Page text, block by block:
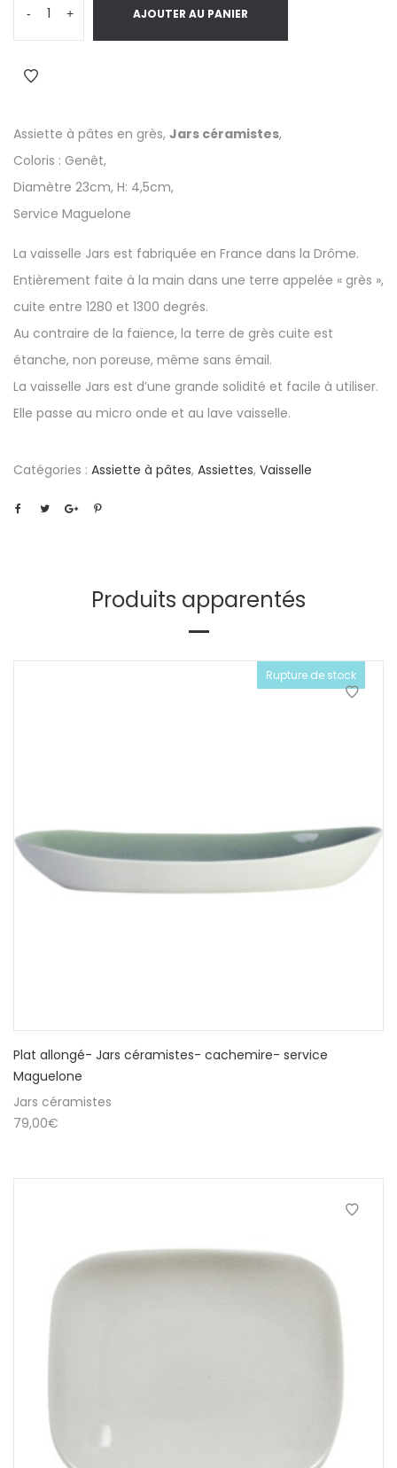
- + AJOUTER AU PANIER
Assiette à pâtes en grès, Jars céramistes,
Coloris : Genêt,
Diamètre 23cm, H: 4,5cm,
Service Maguelone
La vaisselle Jars est fabriquée en France dans la Drôme.
Entièrement faite à la main dans une terre appelée « grès »,
cuite entre 1280 et 1300 degrés.
Au contraire de la faïence, la terre de grès cuite est
étanche, non poreuse, même sans émail.
La vaisselle Jars est d’une grande solidité et facile à utiliser.
Elle passe au micro onde et au lave vaisselle.
Catégories : Assiette à pâtes, Assiettes, Vaisselle
Produits apparentés
Rupture de stock
Plat allongé- Jars céramistes- cachemire- service
Maguelone
Jars céramistes
79,00€